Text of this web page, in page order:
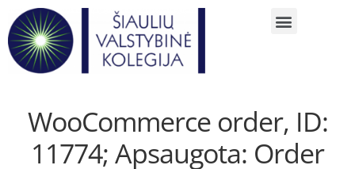
WooCommerce order, ID:
11774; Apsaugota: Order